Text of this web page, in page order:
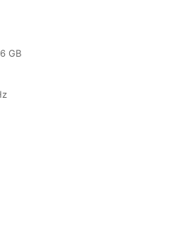
GB